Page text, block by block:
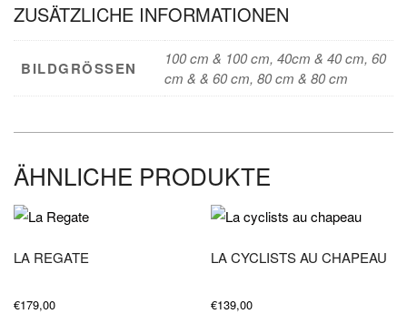
ZUSÄTZLICHE INFORMATIONEN
BILDGRÖSSEN
100 cm & 100 cm, 40cm & 40 cm, 60
cm & & 60 cm, 80 cm & 80 cm
ÄHNLICHE PRODUKTE
LA REGATE
€179,00
LA CYCLISTS AU CHAPEAU
€139,00